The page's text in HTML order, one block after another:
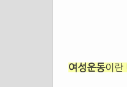
여성운동이란